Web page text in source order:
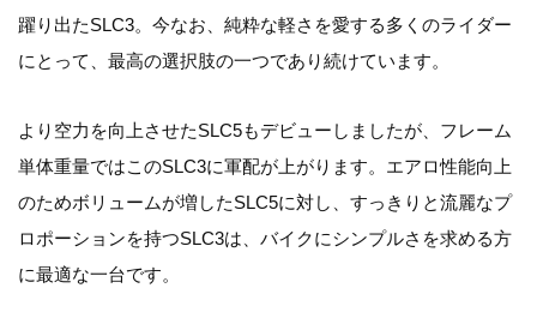
躍り出たSLC3。今なお、純粋な軽さを愛する多くのライダー
にとって、最高の選択肢の一つであり続けています。
より空力を向上させたSLC5もデビューしましたが、フレーム
単体重量ではこのSLC3に軍配が上がります。エアロ性能向上
のためボリュームが増したSLC5に対し、すっきりと流麗なプ
ロポーションを持つSLC3は、バイクにシンプルさを求める方
に最適な一台です。